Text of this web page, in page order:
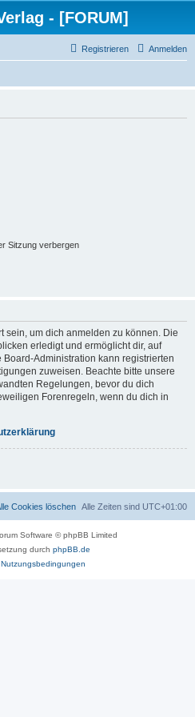
- [FORUM]
Anmelden
Registrieren
Sitzung verbergen
sein, um dich anmelden zu können. Die
erledigt und ermöglicht dir, auf
Administration kann registrierten
zuweisen. Beachte bitte unsere
Regelungen, bevor du dich
Forenregeln, wenn du dich in
Alle Zeiten sind UTC+01:00
Cookies löschen
Software © phpBB Limited
durch phpBB.de
Nutzungsbedingungen